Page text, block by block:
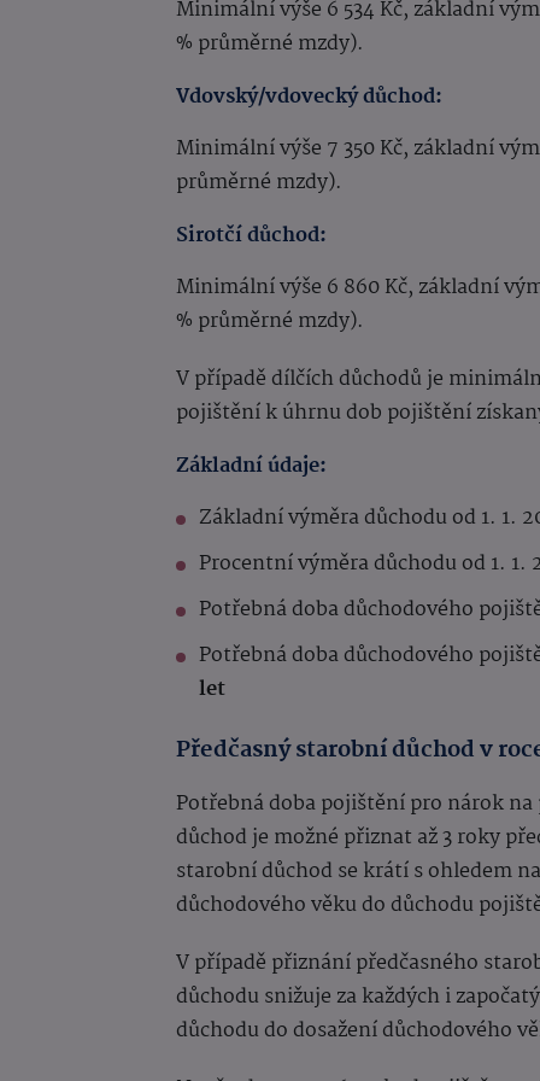
Minimální výše 6 534 Kč, základní
% průměrné mzdy).
Vdovský/vdovecký důchod:
Minimální výše 7 350 Kč, základní
průměrné mzdy).
Sirotčí důchod:
Minimální výše 6 860 Kč, základní
% průměrné mzdy).
V případě dílčích důchodů je
pojištění k úhrnu dob pojištění
Základní údaje:
Základní výměra důchodu od 1. 1.
Procentní výměra důchodu od 1. 1.
Potřebná doba důchodového
Potřebná doba důchodového
let
Předčasný starobní důchod v
Potřebná doba pojištění pro nárok
důchod je možné přiznat až 3 roky
starobní důchod se krátí s ohledem
důchodového věku do důchodu
V případě přiznání předčasného
důchodu snižuje za každých i
důchodu do dosažení důchodového